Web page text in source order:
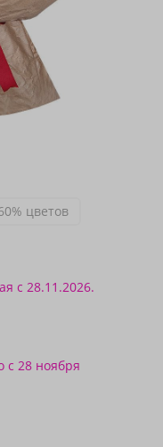
цветов
с 28.11.2026.
с 28 ноября